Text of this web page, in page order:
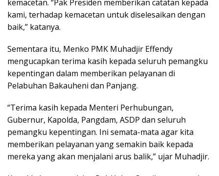
kemacetan. “Pak Presiden memberikan catatan kepada
kami, terhadap kemacetan untuk diselesaikan dengan
baik,” katanya.
Sementara itu, Menko PMK Muhadjir Effendy
mengucapkan terima kasih kepada seluruh pemangku
kepentingan dalam memberikan pelayanan di
Pelabuhan Bakauheni dan Panjang.
“Terima kasih kepada Menteri Perhubungan,
Gubernur, Kapolda, Pangdam, ASDP dan seluruh
pemangku kepentingan. Ini semata-mata agar kita
memberikan pelayanan yang semakin baik kepada
mereka yang akan menjalani arus balik,” ujar Muhadjir.